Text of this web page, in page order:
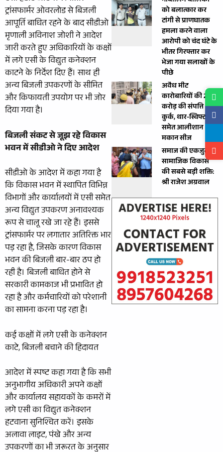
ट्रांसफार्मर ओवरलोड से बिजली
आपूर्ति बाधित रहने के बाद सीडीओ
मृणाली अविनाश जोशी ने आदेश
जारी करते हुए अधिकारियों के कक्षों
में लगे एसी के विद्युत कनेक्शन
काटने के निर्देश दिए हैं। साथ ही
अन्य बिजली उपकरणों के सीमित
और किफायती उपयोग पर भी जोर
दिया गया है।
बिजली संकट से जूझ रहे विकास
भवन में सीडीओ ने दिए आदेश
सीडीओ के आदेश में कहा गया है
कि विकास भवन में स्थापित विभिन्न
विभागों और कार्यालयों में एसी समेत
अन्य विद्युत उपकरण अनावश्यक
रूप से चालू रखे जा रहे हैं। इससे
ट्रांसफार्मर पर लगातार अतिरिक्त भार
पड़ रहा है, जिसके कारण विकास
भवन की बिजली बार-बार ठप हो
रही है। बिजली बाधित होने से
सरकारी कामकाज भी प्रभावित हो
रहा है और कर्मचारियों को परेशानी
का सामना करना पड़ रहा है।
कई कक्षों में लगे एसी के कनेक्शन
काटे, बिजली बचाने की हिदायत
आदेश में स्पष्ट कहा गया है कि सभी
अनुभागीय अधिकारी अपने कक्षों
और कार्यालय सहायकों के कमरों में
लगे एसी का विद्युत कनेक्शन
हटवाना सुनिश्चित करें। इसके
अलावा लाइट, पंखे और अन्य
उपकरणों का भी जरूरत के अनुसार
को बलात्कार कर
टांगी से प्राणघातक
हमला करने वाला
आरोपी को चंद घंटे के
भीतर गिरफ्तार कर
भेजा गया सलाखों के
पीछे
अवैध मीट
कारोबारियों की 2.37
करोड़ की संपत्ति
कुर्क, थार-स्विफ्ट
समेत आलीशान
मकान सीज
समाज की एकजुटता
सामाजिक विकास
की सबसे बड़ी शक्ति:
श्री राजेश अग्रवाल